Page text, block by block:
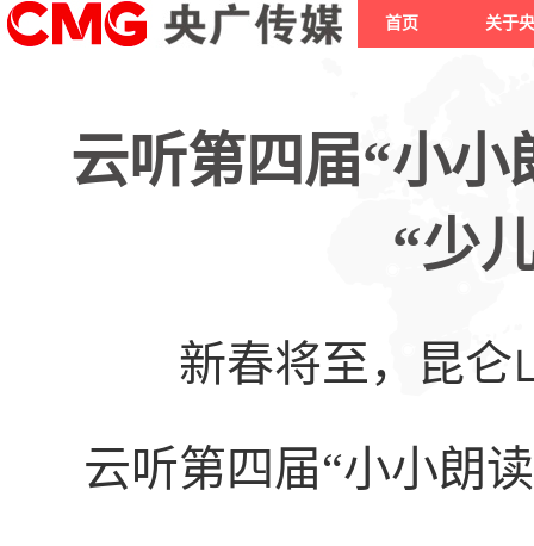
首页 关于
云听第四届“小
“少
新春将至，昆仑
云听第四届“小小朗